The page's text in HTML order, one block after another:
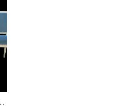
4
Anciennes Chaises Style Louis XVI Velours Bleu 19 Ème Siècle